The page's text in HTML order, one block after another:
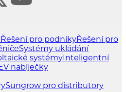
Řešení pro podnikyŘešení pro
Systémy ukládání
systémyInteligentní
nabíječky
Sungrow pro distributory